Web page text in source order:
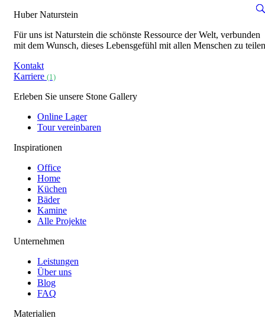
Huber Naturstein
Für uns ist Naturstein die schönste Ressource der Welt, verbunden
mit dem Wunsch, dieses Lebensgefühl mit allen Menschen zu
Kontakt
Karriere (1)
Erleben Sie unsere Stone Gallery
Online Lager
Tour vereinbaren
Inspirationen
Office
Home
Küchen
Bäder
Kamine
Alle Projekte
Unternehmen
Leistungen
Über uns
Blog
FAQ
Materialien